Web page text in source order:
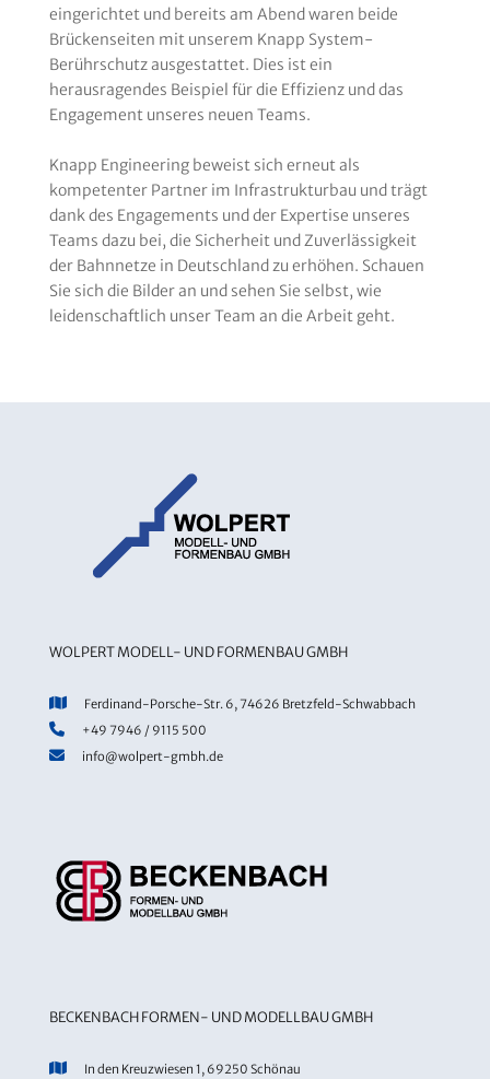
eingerichtet und bereits am Abend waren beide
Brückenseiten mit unserem Knapp System-
Berührschutz ausgestattet. Dies ist ein
herausragendes Beispiel für die Effizienz und das
Engagement unseres neuen Teams.
Knapp Engineering beweist sich erneut als
kompetenter Partner im Infrastrukturbau und trägt
dank des Engagements und der Expertise unseres
Teams dazu bei, die Sicherheit und Zuverlässigkeit
der Bahnnetze in Deutschland zu erhöhen. Schauen
Sie sich die Bilder an und sehen Sie selbst, wie
leidenschaftlich unser Team an die Arbeit geht.
WOLPERT MODELL- UND FORMENBAU GMBH
Ferdinand-Porsche-Str. 6, 74626 Bretzfeld-Schwabbach
+49 7946 / 9115 500
info@wolpert-gmbh.de
BECKENBACH FORMEN- UND MODELLBAU GMBH
In den Kreuzwiesen 1, 69250 Schönau